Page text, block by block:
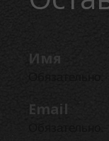
Имя
Email